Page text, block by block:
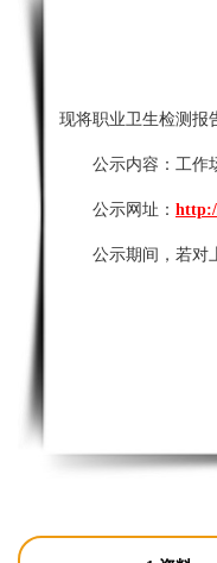
现将职业卫生检测报
公示内容： 工作
公示网址：
公示期间，若对